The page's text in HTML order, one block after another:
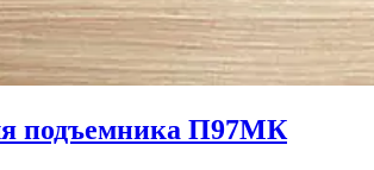
подъемника П97МК